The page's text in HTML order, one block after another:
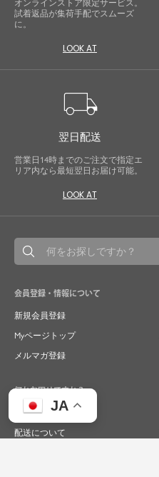
JA
オンラインストア限定サービス。
試着返品が集荷手配でスムーズ
に。
LOOK AT
local_shipping
翌日配送
営業日14時までのご注文で指定エ
リア内なら最短翌日お届け可能。
LOOK AT
会員登録・情報について
新規会員登録
Myページトップ
メルマガ登録
何かお困りですか？
ご注文について
配送について